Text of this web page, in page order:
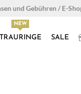
und Gebühren / E-
TRAURINGE SALE